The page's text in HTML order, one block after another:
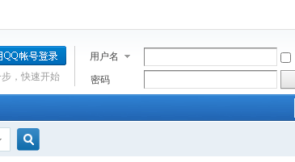
用户名
密码
，快速开始